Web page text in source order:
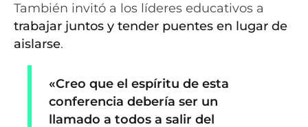
También invitó a los líderes educativos a
trabajar juntos y tender puentes en lugar de
aislarse.
«Creo que el espíritu de esta
conferencia debería ser un
llamado a todos a salir del